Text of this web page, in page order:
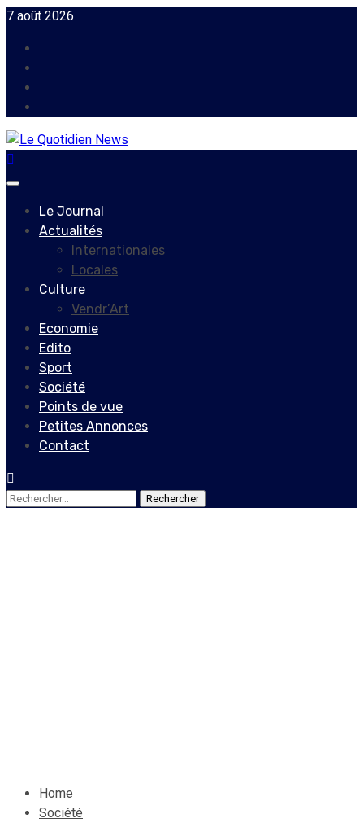
Skip
content
7 août 2026
Primary
Le Journal
Actualités
Internationales
Locales
Culture
Vendr’Art
Economie
Edito
Sport
Société
Points de vue
Petites Annonces
Contact
Rechercher :
Home
Société